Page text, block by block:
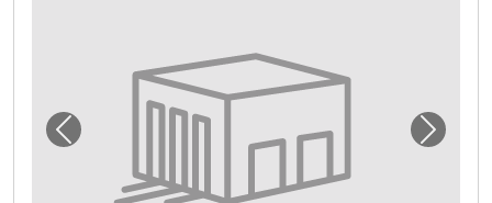
Vorheriges Bild für "Lagerbox in Graz